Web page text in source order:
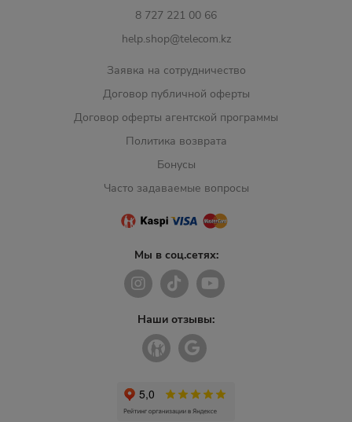
8 727 221 00 66
help.shop@telecom.kz
Заявка на сотрудничество
Договор публичной оферты
Договор оферты агентской программы
Политика возврата
Бонусы
Часто задаваемые вопросы
Мы в соц.сетях:
Наши отзывы: